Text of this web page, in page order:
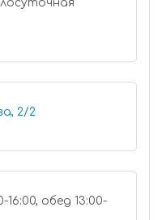
2/2
16:00, обед 13:00-